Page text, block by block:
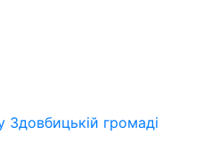
Здовбицькій громаді